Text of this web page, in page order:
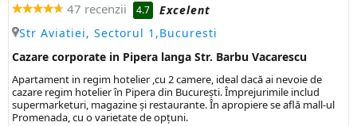
47 recenzii 4.7
Excelent
Str Aviatiei, Sectorul 1,Bucuresti
Cazare corporate in Pipera langa Str. Barbu Vacarescu
Apartament in regim hotelier ,cu 2 camere, ideal dacă ai nevoie de
cazare regim hotelier în Pipera din București. Împrejurimile includ
supermarketuri, magazine și restaurante. În apropiere se află mall-ul
Promenada, cu o varietate de opțuni.